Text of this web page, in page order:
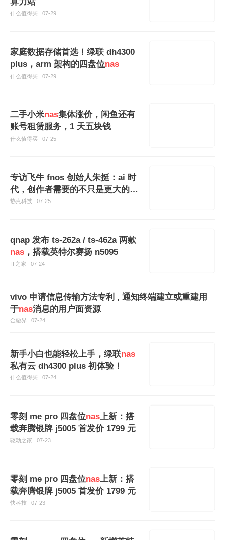
什么值得买 07-29
家庭数据存储首选！绿联 dh4300
plus，arm 架构的四盘位nas
什么值得买 07-29
二手小米nas集体涨价，闲鱼还有
账号租赁服务，1 天五块钱
什么值得买 07-25
专访飞牛 fnos 创始人朱挺：ai 时
代，创作者需要的不只是更大的
nas
热点科技 07-25
qnap 发布 ts-262a / ts-462a 两款
nas ，搭载英特尔赛扬 n5095
IT之家 07-24
vivo 申请信息传输方法专利 , 通知终端建立或重建用
于nas消息的用户面资源
金融界 07-24
新手小白也能轻松上手，绿联nas
私有云 dh4300 plus 初体验！
什么值得买 07-24
零刻 me pro 四盘位nas上新：搭
载奔腾银牌 j5005 首发价 1799 元
驱动之家 07-23
零刻 me pro 四盘位nas上新：搭
载奔腾银牌 j5005 首发价 1799 元
快科技 07-23